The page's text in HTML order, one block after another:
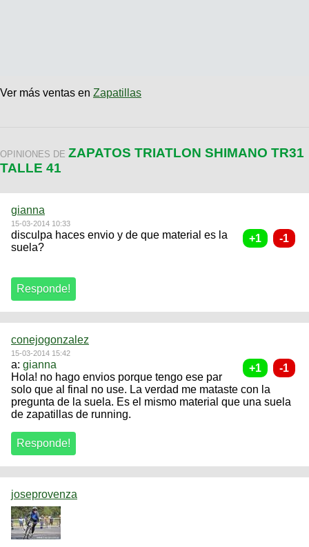
Ver más ventas en Zapatillas
OPINIONES DE ZAPATOS TRIATLON SHIMANO TR31
TALLE 41
gianna
15-03-2014 10:33
disculpa haces envio y de que material es la
suela?
conejogonzalez
15-03-2014 15:42
a: gianna
Hola! no hago envios porque tengo ese par
solo que al final no use. La verdad me mataste con la
pregunta de la suela. Es el mismo material que una suela
de zapatillas de running.
joseprovenza